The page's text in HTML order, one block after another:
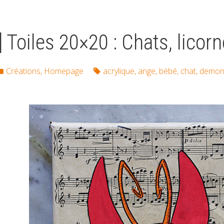
20×20 : Chats,
Créations, Homepage acrylique, ange, bébé, chat, demon